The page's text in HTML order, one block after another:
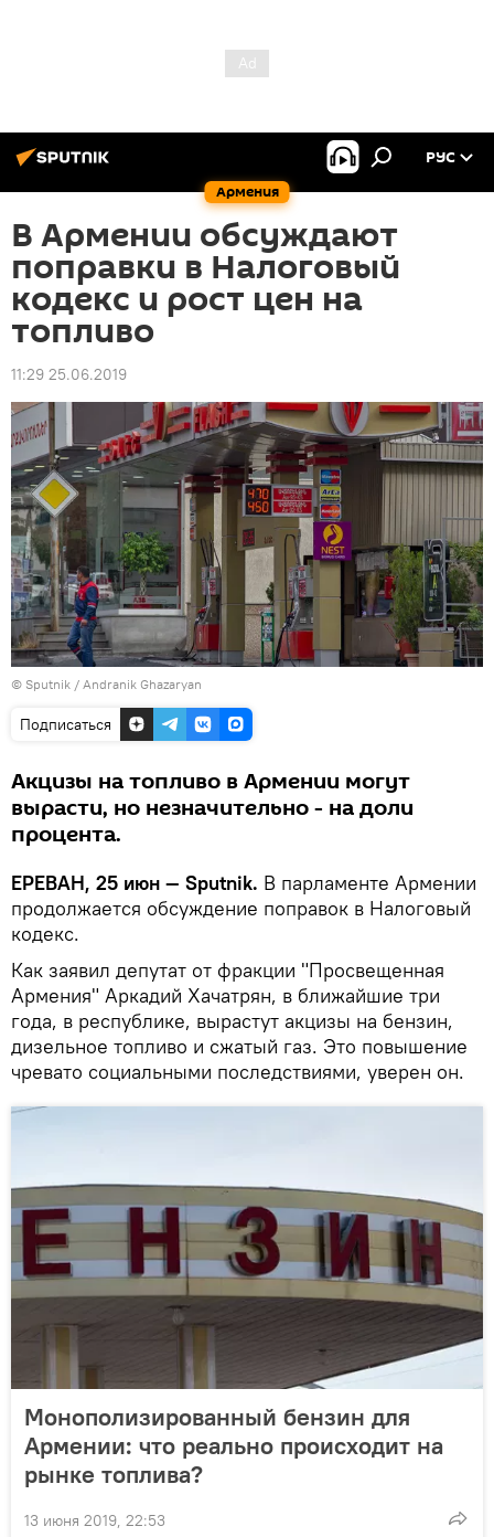
Армения
РУС
В Армении обсуждают
поправки в Налоговый
кодекс и рост цен на
топливо
11:29 25.06.2019
© Sputnik / Andranik Ghazaryan
Подписаться
Акцизы на топливо в Армении могут
вырасти, но незначительно - на доли
процента.
ЕРЕВАН, 25 июн — Sputnik. В парламенте Армении
продолжается обсуждение поправок в Налоговый
кодекс.
Как заявил депутат от фракции "Просвещенная
Армения" Аркадий Хачатрян, в ближайшие три
года, в республике, вырастут акцизы на бензин,
дизельное топливо и сжатый газ. Это повышение
чревато социальными последствиями, уверен он.
Монополизированный бензин для
Армении: что реально происходит на
рынке топлива?
13 июня 2019, 22:53